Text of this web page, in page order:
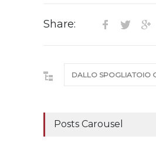
Share:
DALLO SPOGLIATOIO
Posts Carousel